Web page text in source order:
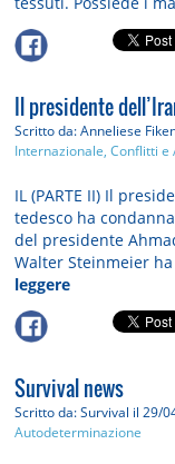
Il presidente
Scritto da: Anneliese
Internazionale, Conflitti
IL (PARTE II) Il
tedesco ha
del presidente
Walter Steinmeier
leggere
Survival news
Scritto da: Survival il 29/
Autodeterminazione